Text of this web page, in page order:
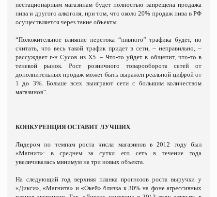
нестационарным магазинам будет полностью запрещена продажа
пива и другого алкоголя, при том, что около 20% продаж пива в РФ
осуществляется через такие объекты.
“Положительное влияние перетока “пивного” трафика будет, но
считать, что весь такой трафик придет в сети, – неправильно, –
рассуждает г-н Сусов из X5. – Что-то уйдет в общепит, что-то в
теневой рынок. Рост розничного товарооборота сетей от
дополнительных продаж может быть выражен реальной цифрой от
1 до 3%. Больше всех выиграют сети с большим количеством
магазинов”.
КОНКУРЕНЦИЯ ОСТАВИТ ЛУЧШИХ
Лидером по темпам роста числа магазинов в 2012 году был
«Магнит»: в среднем за сутки его сеть в течение года
увеличивалась минимум на три новых объекта.
На следующий год верхняя планка прогнозов роста выручки у
«Дикси», «Магнита» и «Окей» близка к 30% на фоне агрессивных